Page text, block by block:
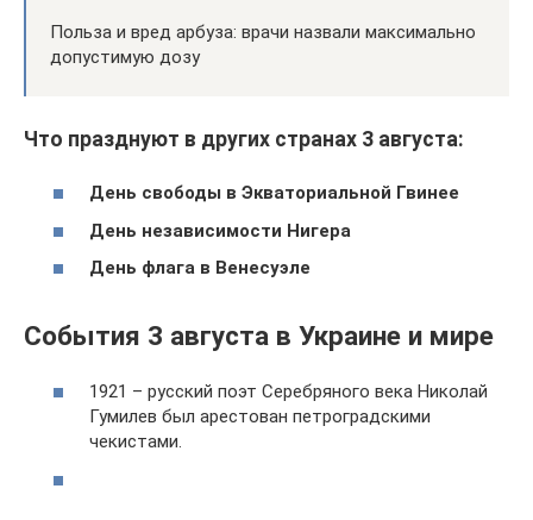
Польза и вред арбуза: врачи назвали максимально
допустимую дозу
Что празднуют в других странах 3 августа:
День свободы в Экваториальной Гвинее
День независимости Нигера
День флага в Венесуэле
События 3 августа в Украине и мире
1921 – русский поэт Серебряного века Николай
Гумилев был арестован петроградскими
чекистами.